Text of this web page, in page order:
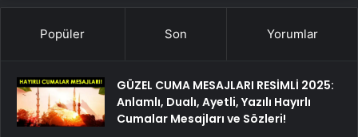
Popüler Son Yorumlar
GÜZEL CUMA MESAJLARI RESİMLİ 2025:
Anlamlı, Dualı, Ayetli, Yazılı Hayırlı
Cumalar Mesajları ve Sözleri!